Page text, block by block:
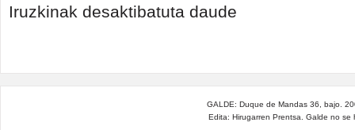
Iruzkinak desaktibatuta daude
sarreran
GALDE: Duque de Mandas 36, bajo.
Edita: Hirugarren Prentsa. Galde no